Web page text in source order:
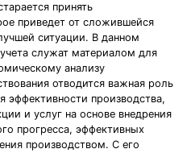
принять
приведет от сложившейся
ситуации. В данном
служат материалом для
анализу
отводится важная роль
эффективности производства,
и услуг на основе внедрения
прогресса, эффективных
производством. С его